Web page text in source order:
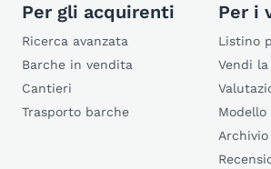
Per gli acquirenti
Ricerca avanzata
Barche in vendita
Cantieri
Trasporto barche
Per i
Listino
Vendi